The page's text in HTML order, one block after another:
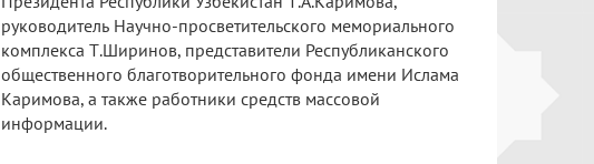
руководитель Научно-просветительского мемориального
комплекса Т.Ширинов, представители Республиканского
общественного благотворительного фонда имени Ислама
Каримова, а также работники средств массовой
информации.